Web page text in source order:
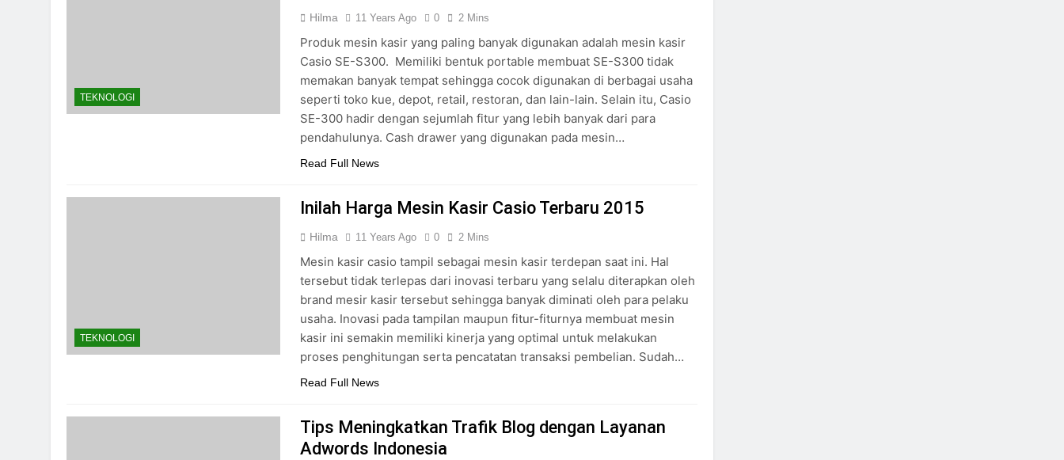
TEKNOLOGI
Hilma 11 Years Ago 0 2 Mins
Produk mesin kasir yang paling banyak digunakan adalah mesin kasir
Casio SE-S300. Memiliki bentuk portable membuat SE-S300 tidak
memakan banyak tempat sehingga cocok digunakan di berbagai usaha
seperti toko kue, depot, retail, restoran, dan lain-lain. Selain itu, Casio
SE-300 hadir dengan sejumlah fitur yang lebih banyak dari para
pendahulunya. Cash drawer yang digunakan pada mesin…
Read Full News
TEKNOLOGI
Inilah Harga Mesin Kasir Casio Terbaru 2015
Hilma 11 Years Ago 0 2 Mins
Mesin kasir casio tampil sebagai mesin kasir terdepan saat ini. Hal
tersebut tidak terlepas dari inovasi terbaru yang selalu diterapkan oleh
brand mesir kasir tersebut sehingga banyak diminati oleh para pelaku
usaha. Inovasi pada tampilan maupun fitur-fiturnya membuat mesin
kasir ini semakin memiliki kinerja yang optimal untuk melakukan
proses penghitungan serta pencatatan transaksi pembelian. Sudah…
Read Full News
Tips Meningkatkan Trafik Blog dengan Layanan
Adwords Indonesia